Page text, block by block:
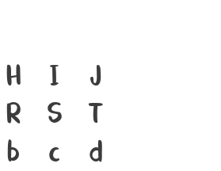
H I
J
R S
T
b c
d
ความเป็น
องมือ
บตัวพิมพ์ที่